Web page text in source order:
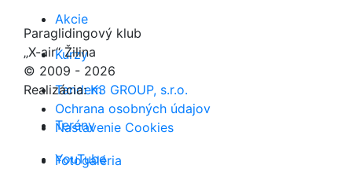
Akcie
Kurzy
Tandem
Terény
Fotogaléria
Paraglidingový klub
„X-air“ Žilina
© 2009 - 2026
Realizácia:K3 GROUP, s.r.o.
Ochrana osobných údajov
Nastavenie Cookies
YouTube